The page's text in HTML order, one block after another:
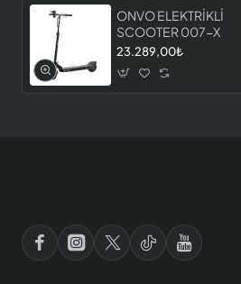
ONVO ELEKTRİKLİ
SCOOTER 007-X
23.289,00₺